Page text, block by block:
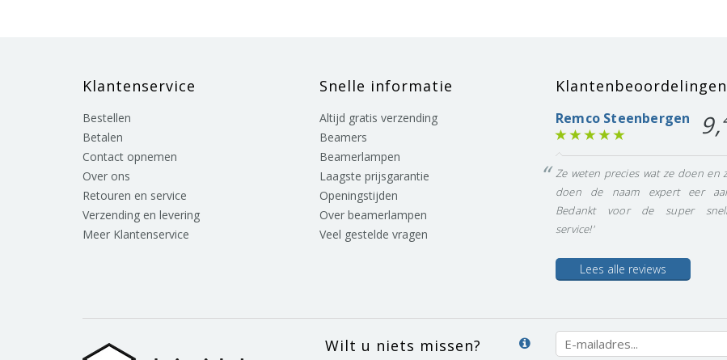
Klantenservice
Bestellen
Betalen
Contact opnemen
Over ons
Retouren en service
Verzending en levering
Meer Klantenservice
Snelle informatie
Altijd gratis verzending
Beamers
Beamerlampen
Laagste prijsgarantie
Openingstijden
Over beamerlampen
Veel gestelde vragen
Klantenbeoordelingen
Remco Steenbergen 9,
Ze weten precies wat ze doen en
doen de naam expert eer
Bedankt voor de super
service!'
Lees alle reviews
Wilt u niets missen?